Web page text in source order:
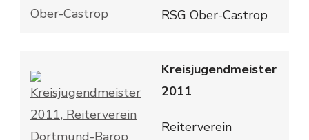
RSG Ober-Castrop
Kreisjugendmeister
2011
Reiterverein